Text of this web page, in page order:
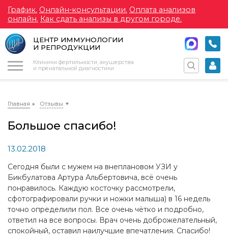
График. Онлайн-консультации. Оплата анализов
онлайн. Как сдать анализы в другом городе.
ЦЕНТР ИММУНОЛОГИИ
И РЕПРОДУКЦИИ
Клиники фертильности, акушерства
и пренатальной диагностики
Главная Отзывы
Большое спасибо!
13.02.2018
Сегодня были с мужем на внеплановом УЗИ у
Бикбулатова Артура Альбертовича, всё очень
понравилось. Каждую косточку рассмотрели,
сфотографировали ручки и ножки малыша) в 16 недель
точно определили пол. Все очень чётко и подробно,
ответил на все вопросы. Врач очень доброжелательный,
спокойный, оставил наилучшие впечатления. Спасибо!